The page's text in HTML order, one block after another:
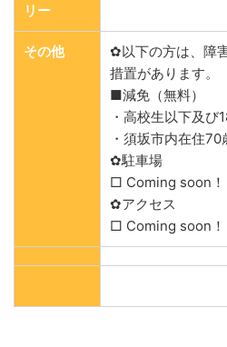
リー
その他
✿以下の方は、障
措置があります。
■減免（無料）
・高校生以下及び
・須坂市内在住70
✿駐車場
□ Coming soon！
✿アクセス
□ Coming soon！